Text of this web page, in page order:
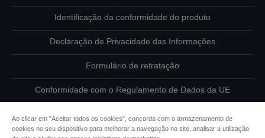
Identificação da conformidade do produto
Declaração de Privacidade das Informações
Formulário de retratação
Conformidade com o Regulamento de Dados da UE
Ao clicar em "Aceitar todos os cookies", concorda com o armazenamento de
cookies no seu dispositivo para melhorar a navegação no site, analisar a utilização